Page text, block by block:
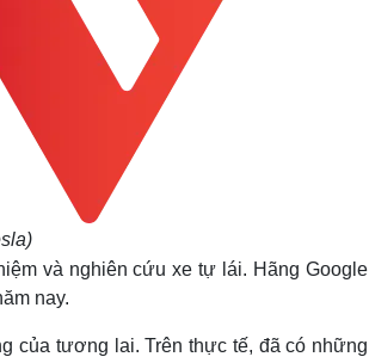
Giải trí
Nghệ sĩ
Thời trang
và nghiên cứu xe tự lái. Hãng Google
nay.
của tương lai. Trên thực tế, đã có những